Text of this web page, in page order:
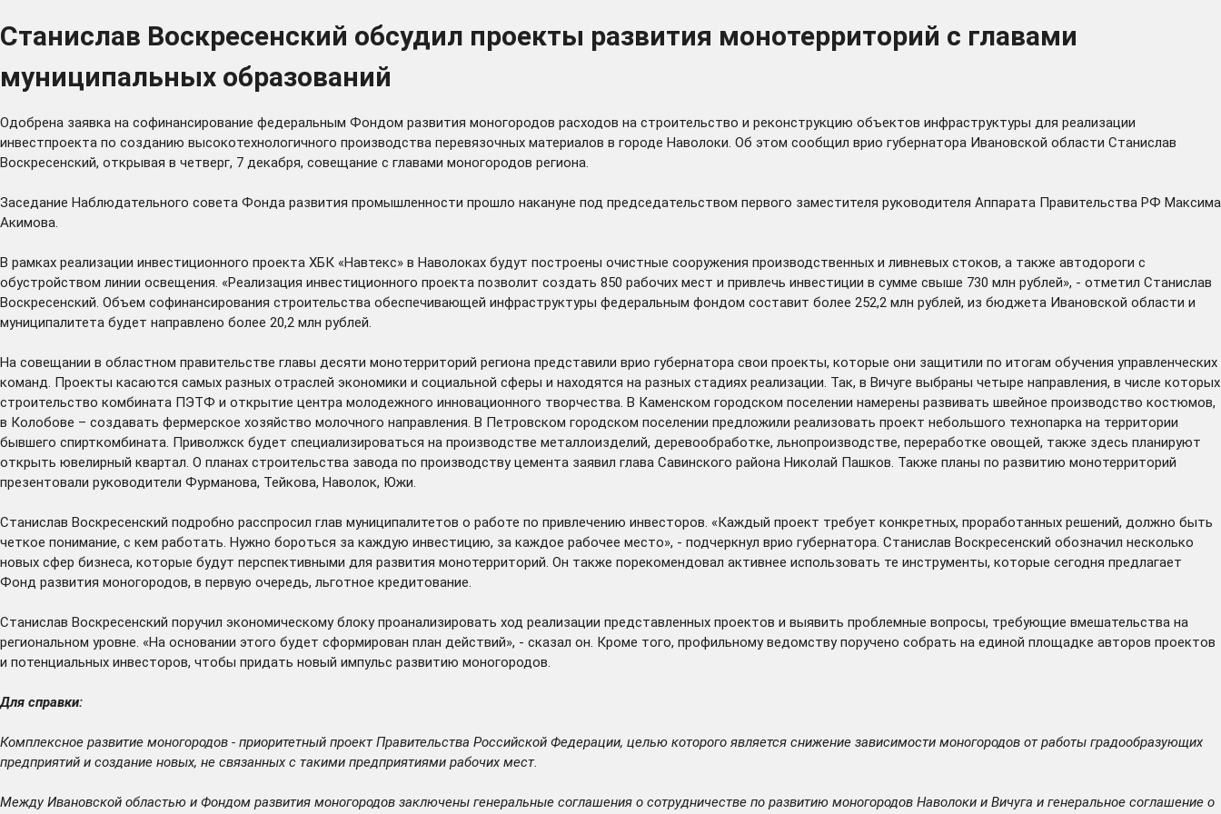
Станислав Воскресенский обсудил проекты развития монотерриторий с главами
муниципальных образований
Одобрена заявка на софинансирование федеральным Фондом развития моногородов расходов на строительство и реконструкцию объектов инфраструктуры для реализации
инвестпроекта по созданию высокотехнологичного производства перевязочных материалов в городе Наволоки. Об этом сообщил врио губернатора Ивановской области Станислав
Воскресенский, открывая в четверг, 7 декабря, совещание с главами моногородов региона.
Заседание Наблюдательного совета Фонда развития промышленности прошло накануне под председательством первого заместителя руководителя Аппарата Правительства РФ Максима
Акимова.
В рамках реализации инвестиционного проекта ХБК «Навтекс» в Наволоках будут построены очистные сооружения производственных и ливневых стоков, а также автодороги с
обустройством линии освещения. «Реализация инвестиционного проекта позволит создать 850 рабочих мест и привлечь инвестиции в сумме свыше 730 млн рублей», - отметил Станислав
Воскресенский. Объем софинансирования строительства обеспечивающей инфраструктуры федеральным фондом составит более 252,2 млн рублей, из бюджета Ивановской области и
муниципалитета будет направлено более 20,2 млн рублей.
На совещании в областном правительстве главы десяти монотерриторий региона представили врио губернатора свои проекты, которые они защитили по итогам обучения управленческих
команд. Проекты касаются самых разных отраслей экономики и социальной сферы и находятся на разных стадиях реализации. Так, в Вичуге выбраны четыре направления, в числе которых
строительство комбината ПЭТФ и открытие центра молодежного инновационного творчества. В Каменском городском поселении намерены развивать швейное производство костюмов,
в Колобове – создавать фермерское хозяйство молочного направления. В Петровском городском поселении предложили реализовать проект небольшого технопарка на территории
бывшего спирткомбината. Приволжск будет специализироваться на производстве металлоизделий, деревообработке, льнопроизводстве, переработке овощей, также здесь планируют
открыть ювелирный квартал. О планах строительства завода по производству цемента заявил глава Савинского района Николай Пашков. Также планы по развитию монотерриторий
презентовали руководители Фурманова, Тейкова, Наволок, Южи.
Станислав Воскресенский подробно расспросил глав муниципалитетов о работе по привлечению инвесторов. «Каждый проект требует конкретных, проработанных решений, должно быть
четкое понимание, с кем работать. Нужно бороться за каждую инвестицию, за каждое рабочее место», - подчеркнул врио губернатора. Станислав Воскресенский обозначил несколько
новых сфер бизнеса, которые будут перспективными для развития монотерриторий. Он также порекомендовал активнее использовать те инструменты, которые сегодня предлагает
Фонд развития моногородов, в первую очередь, льготное кредитование.
Станислав Воскресенский поручил экономическому блоку проанализировать ход реализации представленных проектов и выявить проблемные вопросы, требующие вмешательства на
региональном уровне. «На основании этого будет сформирован план действий», - сказал он. Кроме того, профильному ведомству поручено собрать на единой площадке авторов проектов
и потенциальных инвесторов, чтобы придать новый импульс развитию моногородов.
Для справки:
Комплексное развитие моногородов - приоритетный проект Правительства Российской Федерации, целью которого является снижение зависимости моногородов от работы градообразующих
предприятий и создание новых, не связанных с такими предприятиями рабочих мест.
Между Ивановской областью и Фондом развития моногородов заключены генеральные соглашения о сотрудничестве по развитию моногородов Наволоки и Вичуга и генеральное соглашение о